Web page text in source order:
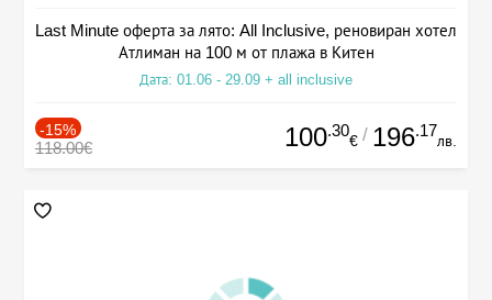
Last Minute оферта за лято: All Inclusive, реновиран хотел
Атлиман на 100 м от плажа в Китен
Дата: 01.06 - 29.09 + all inclusive
-15%
118.00€ 100.30
€ / 196.17
лв.